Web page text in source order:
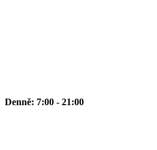
Denně: 7:00 - 21:00